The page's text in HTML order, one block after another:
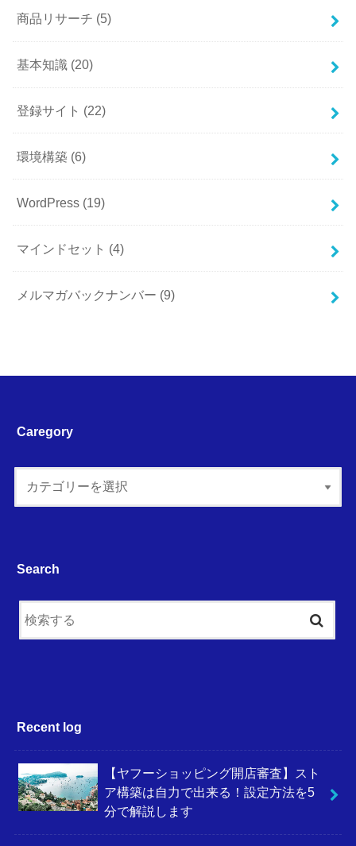
商品リサーチ (5)
基本知識 (20)
登録サイト (22)
環境構築 (6)
WordPress (19)
マインドセット (4)
メルマガバックナンバー (9)
Caregory
Search
Recent log
【ヤフーショッピング開店審査】スト
ア構築は自力で出来る！設定方法を5
分で解説します